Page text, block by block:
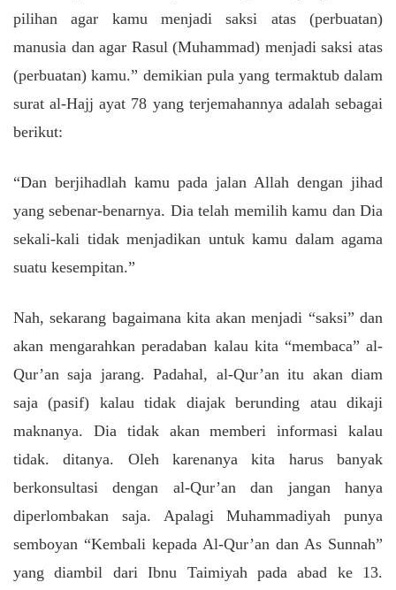
pilihan agar kamu menjadi saksi atas (perbuatan)
manusia dan agar Rasul (Muhammad) menjadi saksi atas
(perbuatan) kamu.” demikian pula yang termaktub dalam
surat al-Hajj ayat 78 yang terjemahannya adalah sebagai
berikut:
“Dan berjihadlah kamu pada jalan Allah dengan jihad
yang sebenar-benarnya. Dia telah memilih kamu dan Dia
sekali-kali tidak menjadikan untuk kamu dalam agama
suatu kesempitan.”
Nah, sekarang bagaimana kita akan menjadi “saksi” dan
akan mengarahkan peradaban kalau kita “membaca” al-
Qur’an saja jarang. Padahal, al-Qur’an itu akan diam
saja (pasif) kalau tidak diajak berunding atau dikaji
maknanya. Dia tidak akan memberi informasi kalau
tidak. ditanya. Oleh karenanya kita harus banyak
berkonsultasi dengan al-Qur’an dan jangan hanya
diperlombakan saja. Apalagi Muhammadiyah punya
semboyan “Kembali kepada Al-Qur’an dan As Sunnah”
yang diambil dari Ibnu Taimiyah pada abad ke 13.